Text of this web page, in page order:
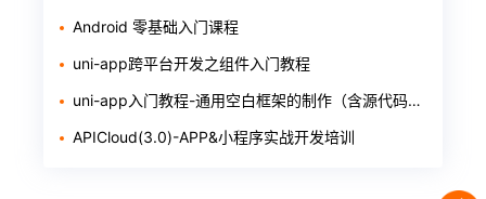
Android 零基础入门课程
uni-app跨平台开发之组件入门教程
uni-app入门教程-通用空白框架的制作（含源代码和软件）
APICloud(3.0)-APP&小程序实战开发培训